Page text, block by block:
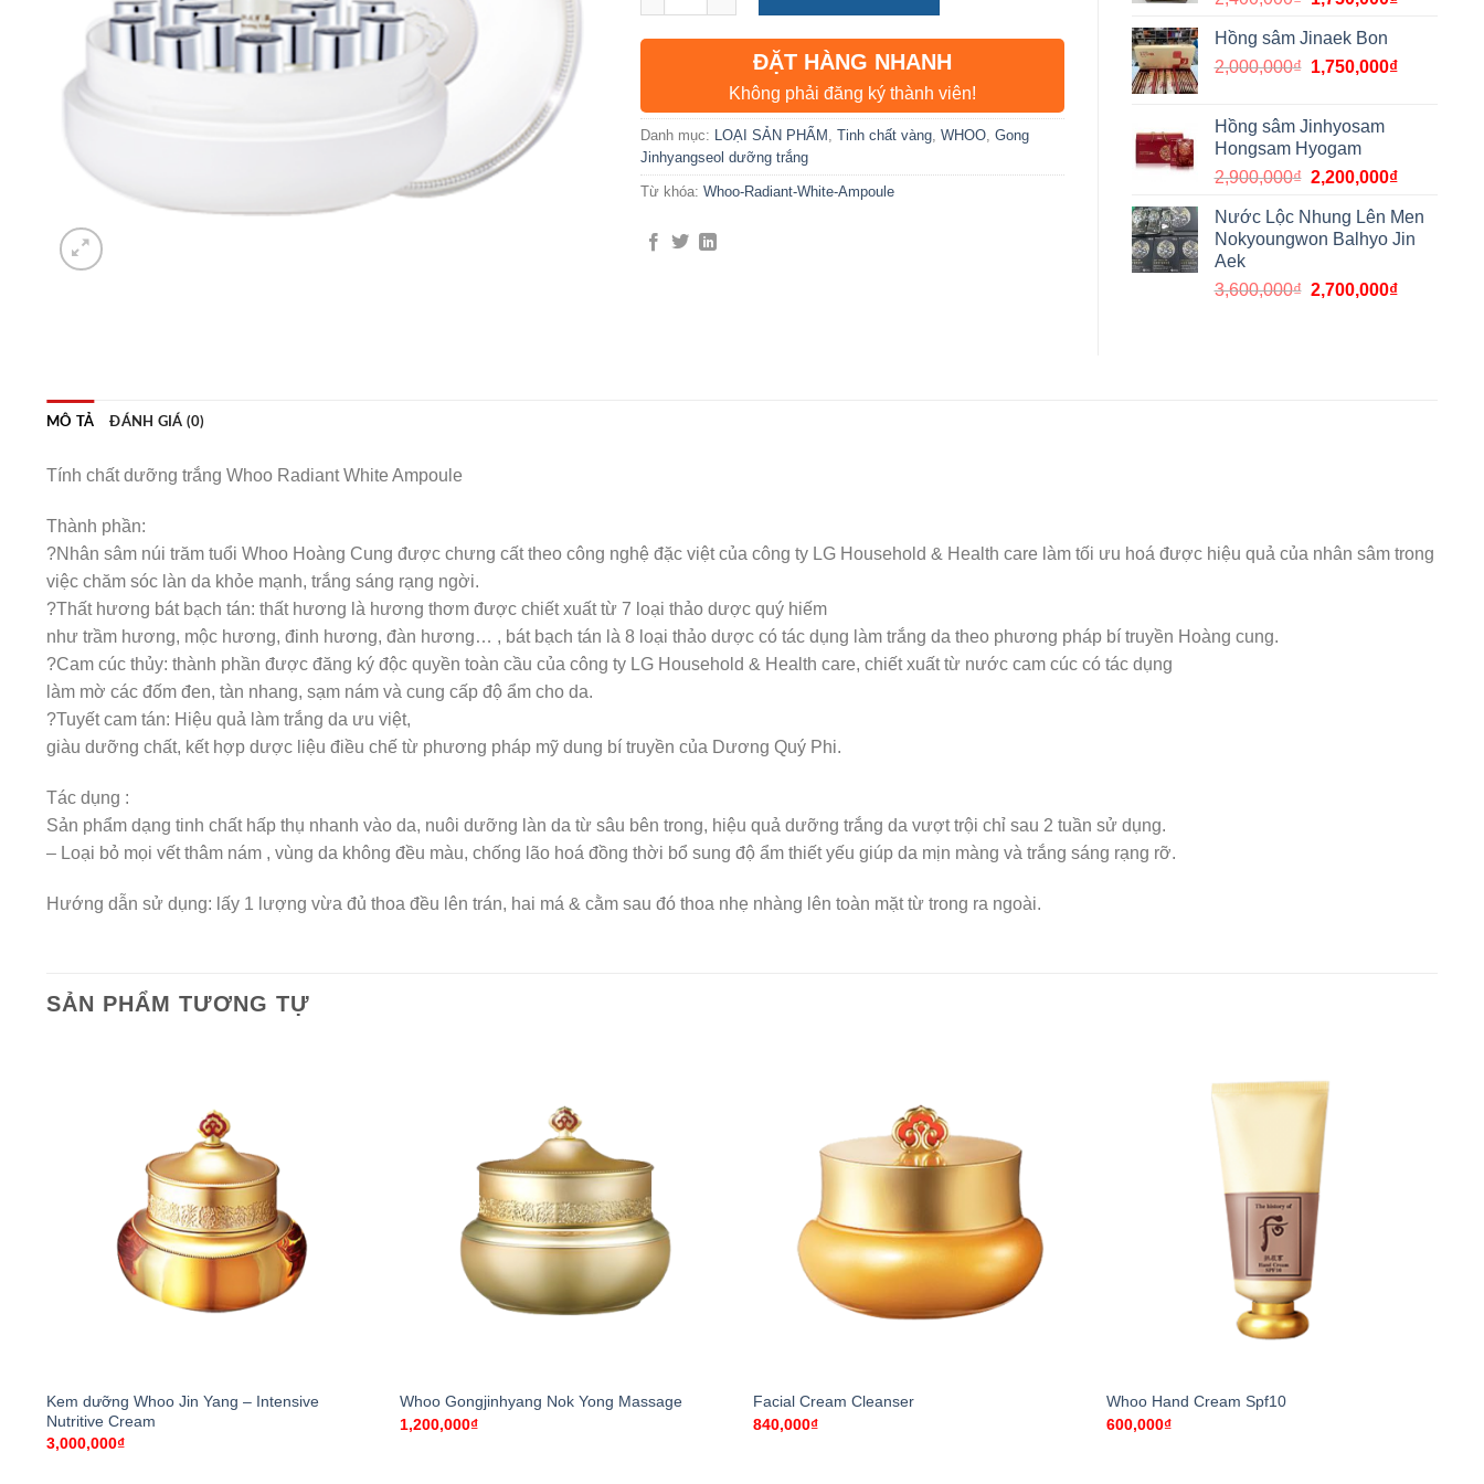
ĐẶT HÀNG NHANH
Không phải đăng ký thành viên!
Danh mục: LOẠI SẢN PHẨM Tinh chất vàng, WHOO, Gong
Jinhyangseol dưỡng trắng
Từ khóa: Whoo-Radiant-White-Ampoule
Hồng sâm Jinaek Bon
2,000,000₫ 1,750,000₫
Hồng sâm Jinhyosam
Hongsam Hyogam
2,900,000₫ 2,200,000₫
Nước Lộc Nhung Lên Men
Nokyoungwon Balhyo Jin
Aek
3,600,000₫ 2,700,000₫
MÔ TẢ ĐÁNH GIÁ (0)
Tính chất dưỡng trắng Whoo Radiant White Ampoule
Thành phần:
?Nhân sâm núi trăm tuổi Whoo Hoàng Cung được chưng cất theo công nghệ đặc việt của công ty LG Household & Health care làm tối ưu hoá được hiệu quả của nhân sâm trong
việc chăm sóc làn da khỏe mạnh, trắng sáng rạng ngời.
?Thất hương bát bạch tán: thất hương là hương thơm được chiết xuất từ 7 loại thảo dược quý hiếm
như trầm hương, mộc hương, đinh hương, đàn hương… , bát bạch tán là 8 loại thảo dược có tác dụng làm trắng da theo phương pháp bí truyền Hoàng cung.
?Cam cúc thủy: thành phần được đăng ký độc quyền toàn cầu của công ty LG Household & Health care, chiết xuất từ nước cam cúc có tác dụng
làm mờ các đốm đen, tàn nhang, sạm nám và cung cấp độ ẩm cho da.
?Tuyết cam tán: Hiệu quả làm trắng da ưu việt,
giàu dưỡng chất, kết hợp dược liệu điều chế từ phương pháp mỹ dung bí truyền của Dương Quý Phi.
Tác dụng :
Sản phẩm dạng tinh chất hấp thụ nhanh vào da, nuôi dưỡng làn da từ sâu bên trong, hiệu quả dưỡng trắng da vượt trội chỉ sau 2 tuần sử dụng.
– Loại bỏ mọi vết thâm nám , vùng da không đều màu, chống lão hoá đồng thời bổ sung độ ẩm thiết yếu giúp da mịn màng và trắng sáng rạng rỡ.
Hướng dẫn sử dụng: lấy 1 lượng vừa đủ thoa đều lên trán, hai má & cằm sau đó thoa nhẹ nhàng lên toàn mặt từ trong ra ngoài.
SẢN PHẨM TƯƠNG TỰ
Kem dưỡng Whoo Jin Yang – Intensive
Nutritive Cream
3,000,000₫
Whoo Gongjinhyang Nok Yong Massage
1,200,000₫
Facial Cream Cleanser
840,000₫
Whoo Hand Cream Spf10
600,000₫